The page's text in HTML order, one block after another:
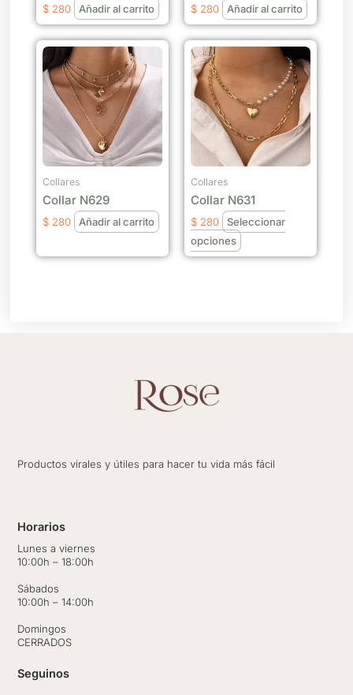
$ 280 Añadir al carrito $ 280 Añadir al carrito
Collares
Collar N629
$ 280 Añadir al carrito
Collares
Collar N631
$ 280
Seleccionar
opciones
Este
producto
tiene
múltiples
variantes.
Las
opciones
pueden
elegir
la
Productos virales y útiles para hacer tu vida más fácil
Horarios
Lunes a viernes
10:00h – 18:00h
Sábados
10:00h – 14:00h
Domingos
CERRADOS
Seguinos